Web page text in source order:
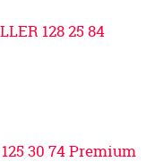
128 25 84
30 74 Premium